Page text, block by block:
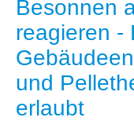
Besonnen
reagieren -
und
erlaubt